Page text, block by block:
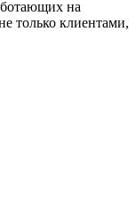
на
только клиентами,